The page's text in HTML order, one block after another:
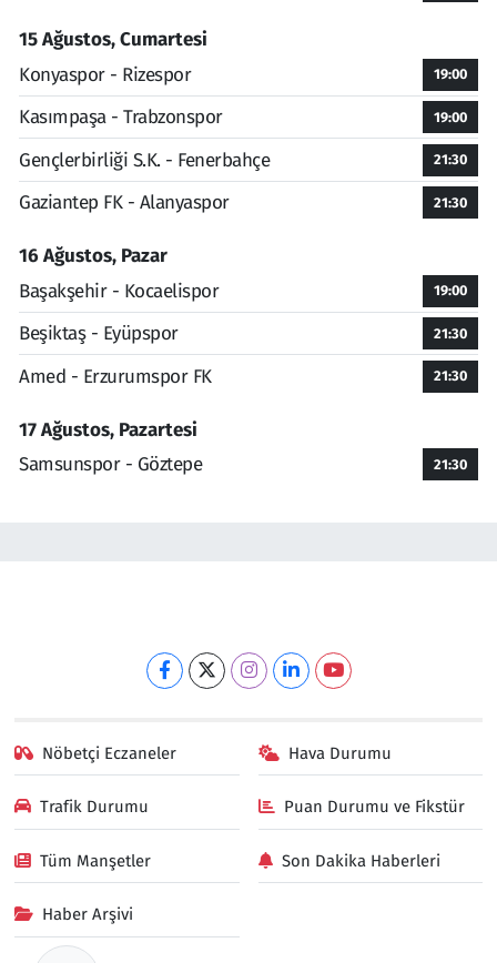
15 Ağustos, Cumartesi
Konyaspor - Rizespor
19:00
Kasımpaşa - Trabzonspor 19:00
Gençlerbirliği S.K. - Fenerbahçe 21:30
Gaziantep FK - Alanyaspor 21:30
16 Ağustos, Pazar
Başakşehir - Kocaelispor
19:00
Beşiktaş - Eyüpspor 21:30
Amed - Erzurumspor FK 21:30
17 Ağustos, Pazartesi
Samsunspor - Göztepe
21:30
Nöbetçi Eczaneler Hava Durumu
Trafik Durumu Puan Durumu ve Fikstür
Tüm Manşetler Son Dakika Haberleri
Haber Arşivi